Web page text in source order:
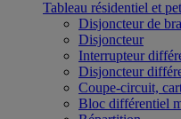
Tableau résidentiel et
Disjoncteur de
Disjoncteur
Interrupteur
Disjoncteur
Coupe-circuit,
Bloc différentiel